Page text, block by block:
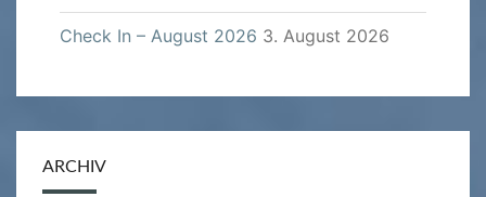
Check In – August 2026 3. August 2026
ARCHIV